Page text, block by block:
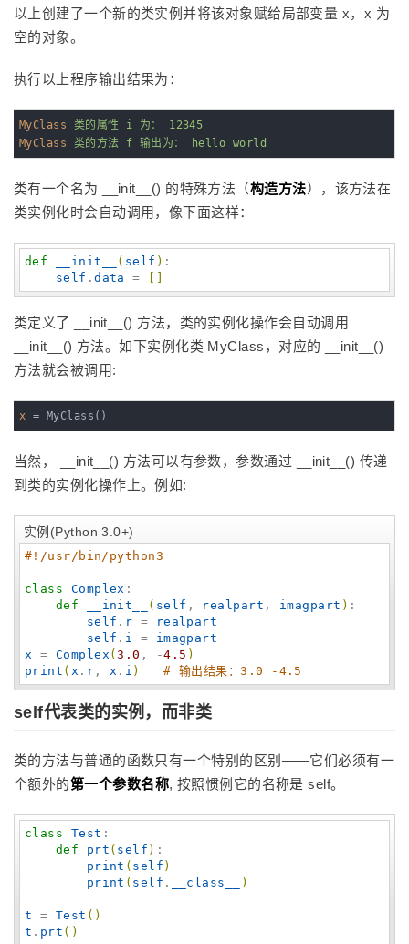
以上创建了一个新的类实例并将该对象赋给局部变量 x，x 为
空的对象。
执行以上程序输出结果为：
MyClass
类的属性 i 为： 12345
MyClass
类的方法 f 输出为： hello world
类有一个名为 __init__() 的特殊方法（构造方法），该方法在
类实例化时会自动调用，像下面这样：
def __init__ ( self ) :
self .data =
类定义了 __init__() 方法，类的实例化操作会自动调用
__init__() 方法。如下实例化类 MyClass，对应的 __init__()
方法就会被调用:
x = MyClass()
当然， __init__() 方法可以有参数，参数通过 __init__() 传递
到类的实例化操作上。例如:
实例(Python 3.0+)
#!/usr/bin/python3
class Complex :
def
__init__ ( self , realpart , imagpart ) :
self . r =
realpart
self . i = imagpart
x = Complex (3.0 , -4.5 )
print ( x . r , x . i ) # 输出结果：3.0 -4.5
self代表类的实例，而非类
类的方法与普通的函数只有一个特别的区别——它们必须有一
个额外的第一个参数名称, 按照惯例它的名称是 self。
class Test :
def
prt ( self ) :
print ( self )
print ( self . __class__ )
t = Test ( )
t . prt ( )